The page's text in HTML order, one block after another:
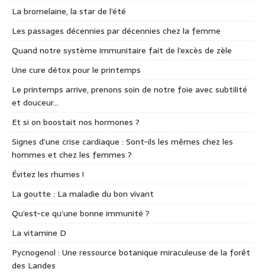
La bromelaine, la star de l’été
Les passages décennies par décennies chez la femme
Quand notre système immunitaire fait de l’excès de zèle
Une cure détox pour le printemps
Le printemps arrive, prenons soin de notre foie avec subtilité
et douceur…
Et si on boostait nos hormones ?
Signes d’une crise cardiaque : Sont-ils les mêmes chez les
hommes et chez les femmes ?
Évitez les rhumes !
La goutte : La maladie du bon vivant
Qu’est-ce qu’une bonne immunité ?
La vitamine D
Pycnogenol : Une ressource botanique miraculeuse de la forêt
des Landes